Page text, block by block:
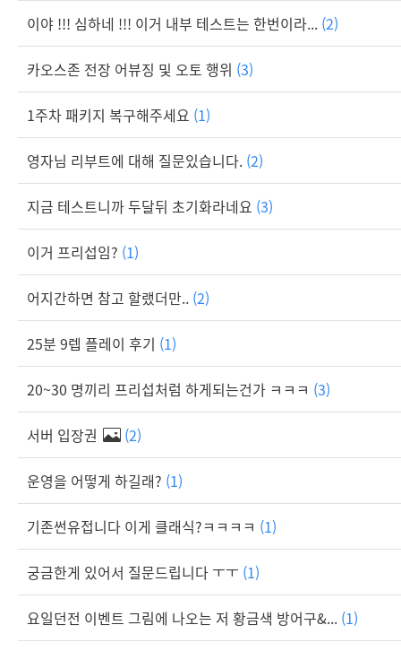
이야 !!! 심하네 !!! 이거 내부 테스트는 한번이라... (2)
카오스존 전장 어뷰징 및 오토 행위 (3)
1주차 패키지 복구해주세요 (1)
영자님 리부트에 대해 질문있습니다. (2)
지금 테스트니까 두달뒤 초기화라네요 (3)
이거 프리섭임? (1)
어지간하면 참고 할랬더만.. (2)
25분 9렙 플레이 후기 (1)
20~30 명끼리 프리섭처럼 하게되는건가 ㅋㅋㅋ (3)
서버 입장권 (2)
운영을 어떻게 하길래? (1)
기존썬유접니다 이게 클래식?ㅋㅋㅋㅋ (1)
궁금한게 있어서 질문드립니다 ㅜㅜ (1)
요일던전 이벤트 그림에 나오는 저 황금색 방어구&... (1)